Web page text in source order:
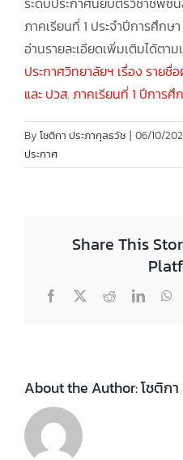
ภาคเรียนที่ 1 ประจำปีการศึกษ
อ่านรายละเอียดเพิ่มเติมได้ตา
ประกาศวิทยาลัยฯ เรื่อง รายชื่
และ ปวส. ภาคเรียนที่ 1 ปีการศึ
By โชติกา ประภากุลธวัช | 06/10/
ประกาศ
Share This
Facebook
X Reddit
About the Author:โชติก